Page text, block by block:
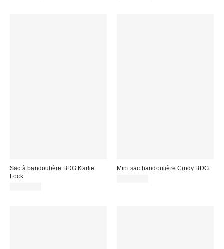
Sac à bandoulière BDG Karlie
Lock
Mini sac bandoulière Cindy BDG